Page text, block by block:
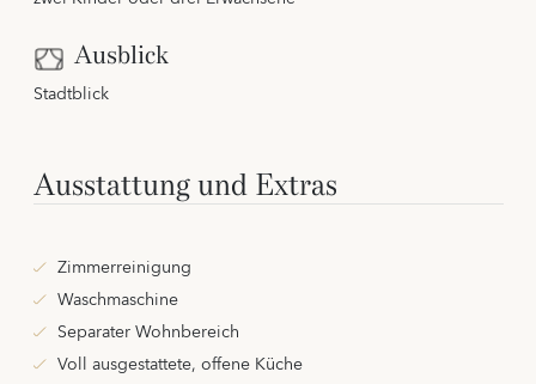
Ausblick
Stadtblick
Ausstattung und Extras
Zimmerreinigung
Waschmaschine
Separater Wohnbereich
Voll ausgestattete, offene Küche